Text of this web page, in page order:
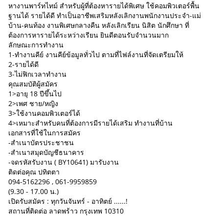
หางานพาร์ทไทม์ สำหรับผู้ที่ต้องหารายได้พิเศษ ใช้คอมพิวเตอร์พื้น
ฐานได้ รายได้ดี ทำเป็นอาชีพเสริมหลังเลิกงานพนักงานประจำ-แม่
บ้าน-คนท้อง งานพิเศษกลางคืน หลังเลิกเรียน นิสิต นักศึกษา ที่
ต้องการหารายได้ระหว่างเรียน ยินดีตอนรับจำนวนมาก
ลักษณะการทำงาน
1-ทำงานคีย์ งานคีย์ข้อมูลทั่วไป ตามที่ไฟล์งานที่จัดเตรียมให้
2-รายได้ดี
3-ไม่ฟิกเวลาทำงาน
คุณสมบัติผู้สมัคร
1>อายุ 18 ปีขึ้นไป
2>เพศ ชาย/หญิง
3>ใช้งานคอมพิวเตอร์ได้
4>เหมาะสำหรับคนที่ต้องการมีรายได้เสริม ทำงานที่บ้าน
เอกสารที่ใช้ในการสมัคร
-สำเนาบัตรประชาชน
-สำเนาสมุดบัญชีธนาคาร
-จดรหัสรับงาน ( BY10641) มารับงาน
ติดต่อคุณ ปทิตตา
094-5162296 , 061-9959859
(9.30 - 17.00 น.)
เปิดรับสมัคร : ทุกวันจันทร์ - อาทิตย์ ......!
สถานที่ติดต่อ ลาดพร้าว กรุงเทพ 10310